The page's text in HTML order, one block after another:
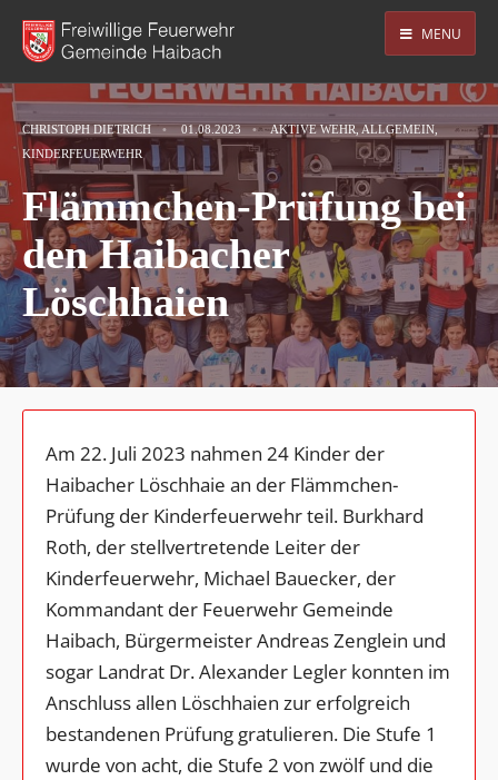
MENU
CHRISTOPH DIETRICH • 01.08.2023 • AKTIVE WEHR ALLGEMEIN
KINDERFEUERWEHR
Flämmchen-Prüfung bei
den Haibacher
Löschhaien
Am 22. Juli 2023 nahmen 24 Kinder der
Haibacher Löschhaie an der Flämmchen-
Prüfung der Kinderfeuerwehr teil. Burkhard
Roth, der stellvertretende Leiter der
Kinderfeuerwehr, Michael Bauecker, der
Kommandant der Feuerwehr Gemeinde
Haibach, Bürgermeister Andreas Zenglein und
sogar Landrat Dr. Alexander Legler konnten im
Anschluss allen Löschhaien zur erfolgreich
bestandenen Prüfung gratulieren. Die Stufe 1
wurde von acht, die Stufe 2 von zwölf und die